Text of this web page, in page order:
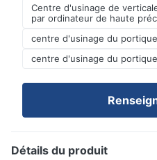
Centre d'usinage de
par ordinateur de haute
centre d'usinage du
centre d'usinage du
Détails du produit